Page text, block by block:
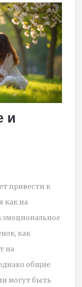
и
привести к
как на
эмоциональное
как
на
общие
могут быть